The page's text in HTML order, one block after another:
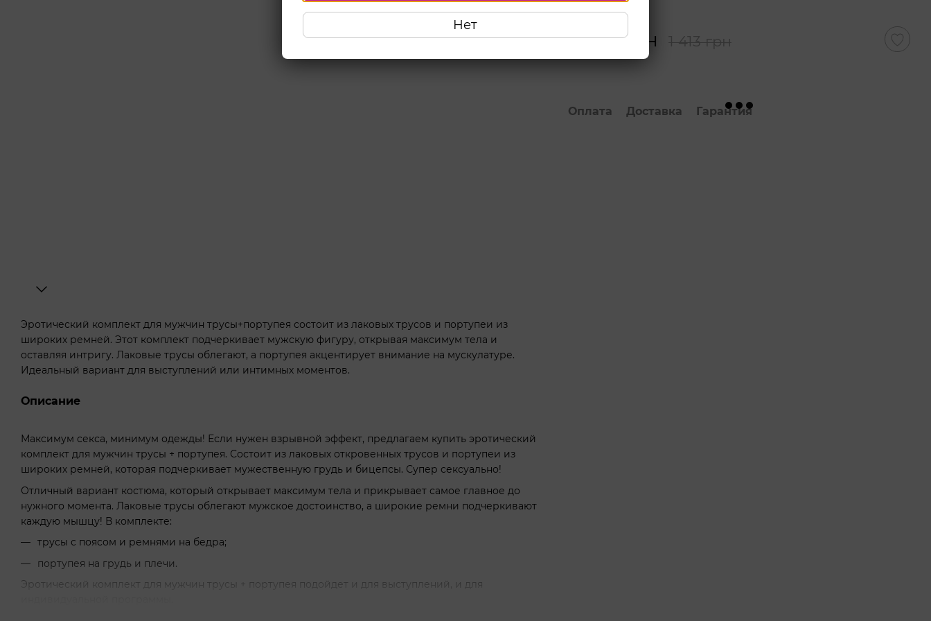
Эротический комплект для мужчин трусы+портупея состоит из лаковых трусов и портупеи из
широких ремней. Этот комплект подчеркивает мужскую фигуру, открывая максимум тела и
оставляя интригу. Лаковые трусы облегают, а портупея акцентирует внимание на мускулатуре.
Идеальный вариант для выступлений или интимных моментов.
Описание
Максимум секса, минимум одежды! Если нужен взрывной эффект, предлагаем купить эротический
комплект для мужчин трусы + портупея. Состоит из лаковых откровенных трусов и портупеи из
широких ремней, которая подчеркивает мужественную грудь и бицепсы. Супер сексуально!
Отличный вариант костюма, который открывает максимум тела и прикрывает самое главное до
нужного момента. Лаковые трусы облегают мужское достоинство, а широкие ремни подчеркивают
каждую мышцу! В комплекте:
трусы с поясом и ремнями на бедра;
портупея на грудь и плечи.
Эротический комплект для мужчин трусы + портупея подойдет и для выступлений, и для
1 060 грн 1 413 грн
Оплата Доставка Гарантия
Нет